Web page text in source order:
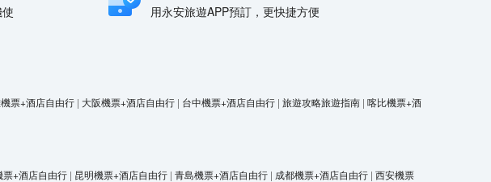
用永安旅遊APP預訂，更快捷方便
票+酒店自由行 | 大阪機票+酒店自由行 | 台中機票+酒店自由行 | 旅遊攻略旅遊指南 | 喀比機票+酒
票+酒店自由行 | 昆明機票+酒店自由行 | 青島機票+酒店自由行 | 成都機票+酒店自由行 | 西安機票